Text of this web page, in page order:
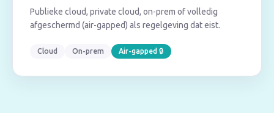
Publieke cloud, private cloud, on-prem of volledig
afgeschermd (air-gapped) als regelgeving dat eist.
Cloud On-prem Air-gapped 🔒